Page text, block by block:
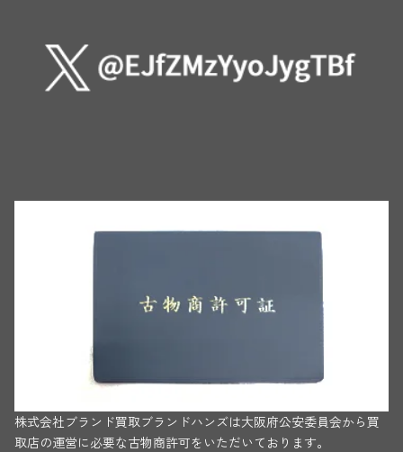
株式会社ブランド買取ブランドハンズは大阪府公安委員会から買
取店の運営に必要な古物商許可をいただいております。